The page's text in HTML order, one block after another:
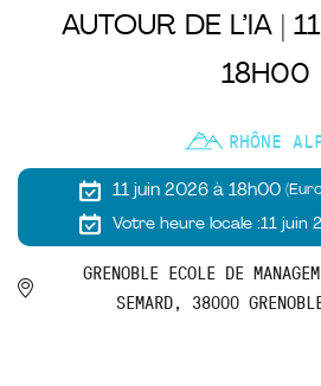
AUTOUR DE L’IA |
18H00
RHÔNE
11 juin 2026 à 18h00
Votre heure locale :11 juin
GRENOBLE ECOLE DE
SEMARD, 38000